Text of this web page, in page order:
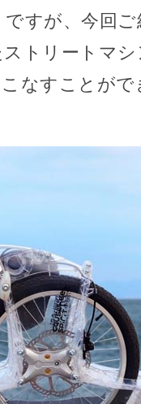
すが、今回
トリートマ
なすことが